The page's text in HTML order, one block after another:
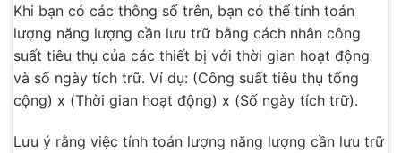
Khi bạn có các thông số trên, bạn có thể tính toán
lượng năng lượng cần lưu trữ bằng cách nhân công
suất tiêu thụ của các thiết bị với thời gian hoạt động
và số ngày tích trữ. Ví dụ: (Công suất tiêu thụ tổng
cộng) x (Thời gian hoạt động) x (Số ngày tích trữ).
Lưu ý rằng việc tính toán lượng năng lượng cần lưu trữ